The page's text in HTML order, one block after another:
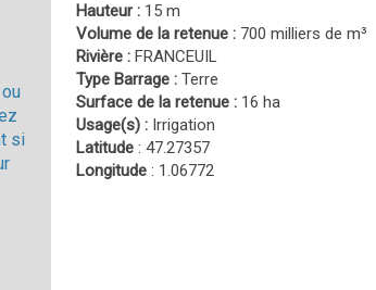
si
Hauteur : 15 m
Volume de la retenue : 700 milliers de m³
Rivière : FRANCEUIL
Type Barrage : Terre
Surface de la retenue : 16 ha
Usage(s) : Irrigation
Latitude : 47.27357
Longitude : 1.06772